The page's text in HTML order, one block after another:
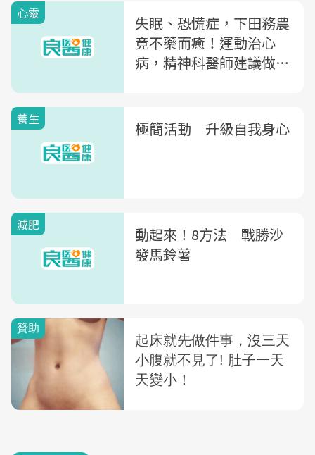
心靈
失眠、恐慌症，下田務農
竟不藥而癒！運動治心
病，精神科醫師建議做3
養生 極簡活動 升級自我身心
減肥
動起來！8方法 戰勝沙
發馬鈴薯